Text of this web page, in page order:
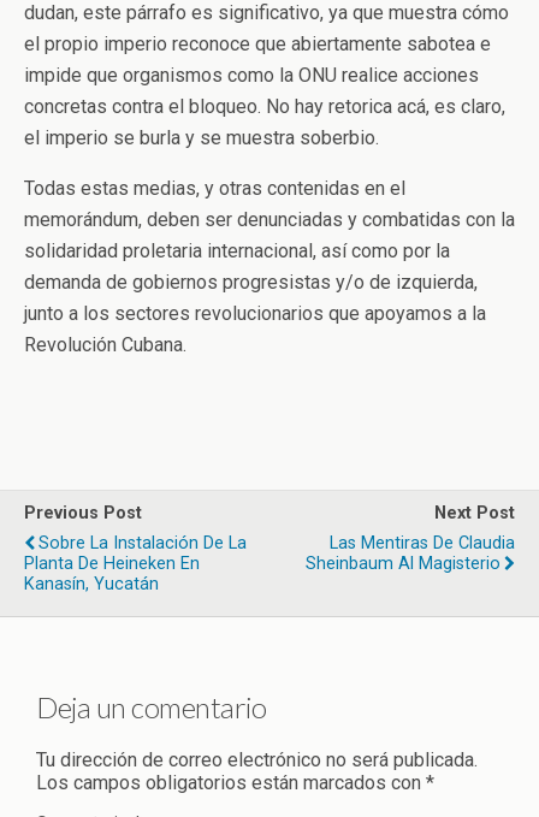
dudan, este párrafo es significativo, ya que muestra cómo
el propio imperio reconoce que abiertamente sabotea e
impide que organismos como la ONU realice acciones
concretas contra el bloqueo. No hay retorica acá, es claro,
el imperio se burla y se muestra soberbio.
Todas estas medias, y otras contenidas en el
memorándum, deben ser denunciadas y combatidas con la
solidaridad proletaria internacional, así como por la
demanda de gobiernos progresistas y/o de izquierda,
junto a los sectores revolucionarios que apoyamos a la
Revolución Cubana.
Previous Post
Sobre La Instalación De La
Planta De Heineken En
Kanasín, Yucatán
Next Post
Las Mentiras De Claudia
Sheinbaum Al Magisterio
Deja un comentario
Tu dirección de correo electrónico no será publicada.
Los campos obligatorios están marcados con *